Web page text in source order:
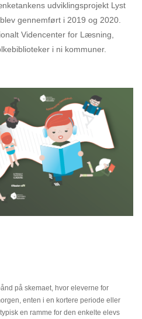
udviklingsprojekt Lyst
gennemført i 2019 og 2020.
Videncenter for Læsning,
i ni kommuner.
på skemaet, hvor eleverne for
enten i en kortere periode eller
en ramme for den enkelte elevs